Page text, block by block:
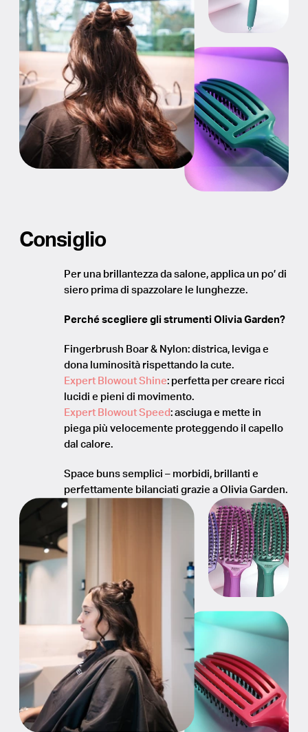
Consiglio
Per una brillantezza da salone, applica un po’ di
siero prima di spazzolare le lunghezze.
Perché scegliere gli strumenti Olivia Garden?
Fingerbrush Boar & Nylon: districa, leviga e
dona luminosità rispettando la cute.
Expert Blowout Shine: perfetta per creare ricci
lucidi e pieni di movimento.
Expert Blowout Speed: asciuga e mette in
piega più velocemente proteggendo il capello
dal calore.
Space buns semplici – morbidi, brillanti e
perfettamente bilanciati grazie a Olivia Garden.